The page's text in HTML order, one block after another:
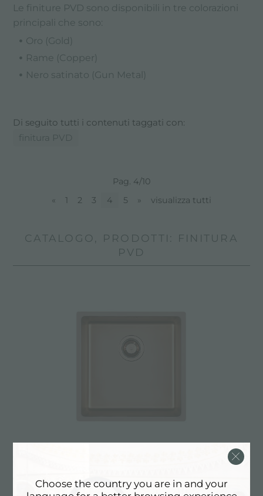
Le finiture PVD sono disponibili in tre colorazioni
principali che sono:
Oro (Gold)
Rame (Copper)
Nero satinato (Gun Metal)
Di seguito tutti i contenuti taggati con:
finitura PVD
Pag. 4/10
«
1 2 3 4 5 » visualizza tutti
CATALOGO, PRODOTTI: FINITURA
PVD
Choose the country you are in and your